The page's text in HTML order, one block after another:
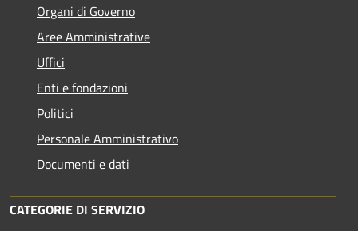
Organi di Governo
Aree Amministrative
Uffici
Enti e fondazioni
Politici
Personale Amministrativo
Documenti e dati
CATEGORIE DI SERVIZIO